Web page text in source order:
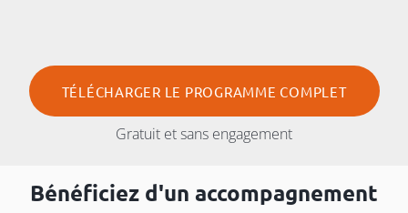
TÉLÉCHARGER LE PROGRAMME COMPLET
Gratuit et sans engagement
Bénéficiez d'un accompagnement